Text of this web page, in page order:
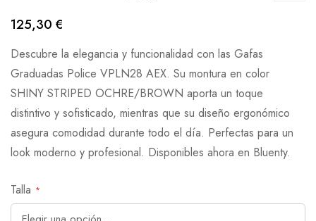
125,30 €
Descubre la elegancia y funcionalidad con las Gafas
Graduadas Police VPLN28 AEX. Su montura en color
SHINY STRIPED OCHRE/BROWN aporta un toque
distintivo y sofisticado, mientras que su diseño ergonómico
asegura comodidad durante todo el día. Perfectas para un
look moderno y profesional. Disponibles ahora en Bluenty.
Talla